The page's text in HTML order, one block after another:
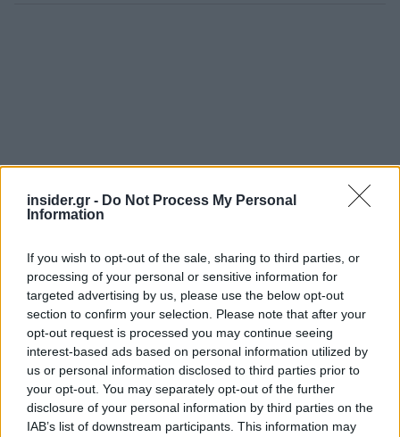
insider.gr - Do Not Process My Personal
Information
If you wish to opt-out of the sale, sharing to third parties, or
processing of your personal or sensitive information for
targeted advertising by us, please use the below opt-out
section to confirm your selection. Please note that after your
opt-out request is processed you may continue seeing
interest-based ads based on personal information utilized by
us or personal information disclosed to third parties prior to
your opt-out. You may separately opt-out of the further
disclosure of your personal information by third parties on the
IAB’s list of downstream participants. This information may